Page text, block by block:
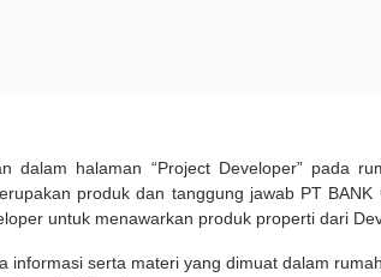
dalam halaman “Project Developer” pada
produk dan tanggung jawab PT BANK
untuk menawarkan produk properti dari
informasi serta materi yang dimuat dalam